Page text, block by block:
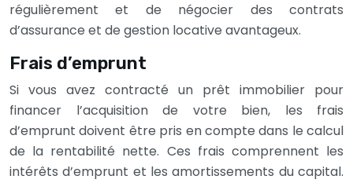
régulièrement et de négocier des contrats
d’assurance et de gestion locative avantageux.
Frais d’emprunt
Si vous avez contracté un prêt immobilier pour
financer l’acquisition de votre bien, les frais
d’emprunt doivent être pris en compte dans le calcul
de la rentabilité nette. Ces frais comprennent les
intérêts d’emprunt et les amortissements du capital.